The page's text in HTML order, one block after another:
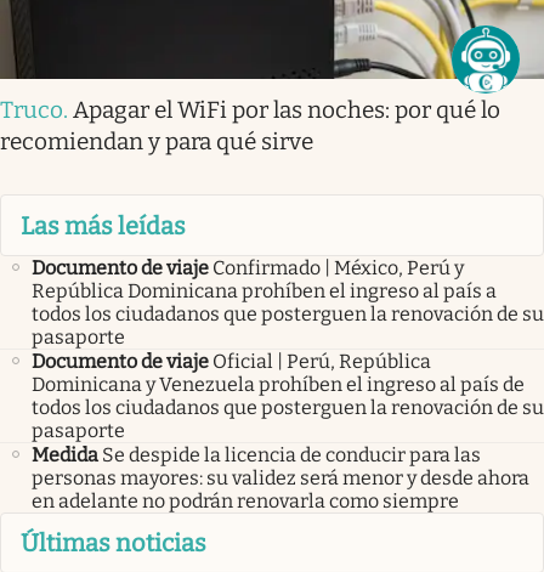
Truco. Apagar el WiFi por las noches: por qué lo
recomiendan y para qué sirve
Las más leídas
Documento de viaje Confirmado | México, Perú y
República Dominicana prohíben el ingreso al país a
todos los ciudadanos que posterguen la renovación de su
pasaporte
Documento de viaje Oficial | Perú, República
Dominicana y Venezuela prohíben el ingreso al país de
todos los ciudadanos que posterguen la renovación de su
pasaporte
Medida Se despide la licencia de conducir para las
personas mayores: su validez será menor y desde ahora
en adelante no podrán renovarla como siempre
Últimas noticias